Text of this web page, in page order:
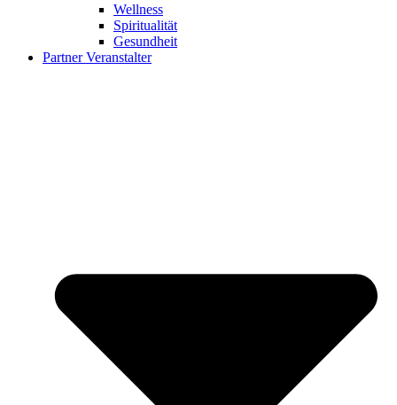
Wellness
Spiritualität
Gesundheit
Partner Veranstalter